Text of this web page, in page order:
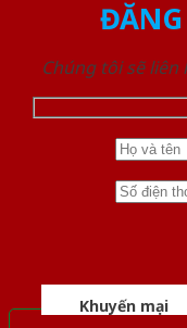
Chúng tôi sẽ
Khuyến mại